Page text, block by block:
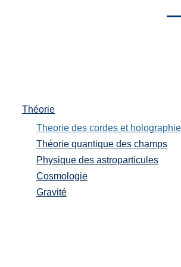
Théorie
Théorie
Theorie des cordes et holographie
Théorie quantique des champs
Physique des astroparticules
Cosmologie
Gravité